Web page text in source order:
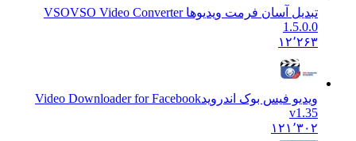
تبدیل آسان فرمت ویدیوها VSOVSO Video Converter
1.5.0.0
۱۲٬۲۶۳
ویدیو فیس بوک اندروید Video Downloader for Facebook
۱۲۱٬۳۰۲